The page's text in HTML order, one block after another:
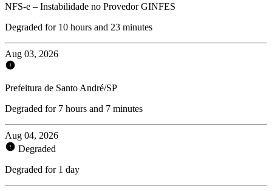
NFS-e – Instabilidade no Provedor GINFES
Degraded for 10 hours and 23 minutes
Aug 03, 2026
Prefeitura de Santo André/SP
Degraded for 7 hours and 7 minutes
Aug 04, 2026
Degraded
Degraded for 1 day